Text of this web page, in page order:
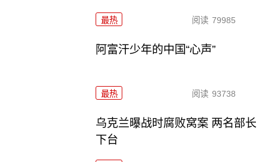
最热 阅读 79985
阿富汗少年的中国“心声”
最热 阅读 93738
乌克兰曝战时腐败窝案 两名部长
下台